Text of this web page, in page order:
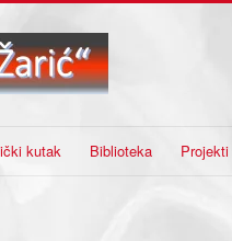
kutak Biblioteka Projekti